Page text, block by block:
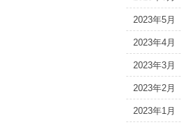
2023年5月
2023年4月
2023年3月
2023年2月
2023年1月